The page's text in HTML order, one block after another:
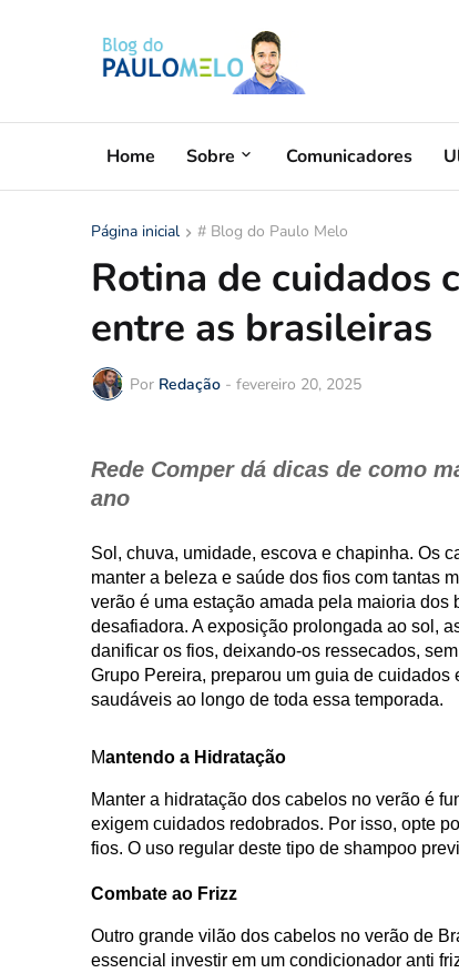
Home Sobre Comunicadores
Página inicial # Blog do Paulo Melo
Rotina de cuidados
entre as brasileiras
Por Redação - fevereiro 20, 2025
Rede Comper dá dicas de como
ano
Sol, chuva, umidade, escova e chapinha. Os
manter a beleza e saúde dos fios com tantas
verão é uma estação amada pela maioria
desafiadora. A exposição prolongada ao sol,
danificar os fios, deixando-os ressecados,
Grupo Pereira, preparou um guia de
saudáveis ao longo de toda essa temporada.
Mantendo a Hidratação
Manter a hidratação dos cabelos no verão é
exigem cuidados redobrados. Por isso, opte
fios. O uso regular deste tipo de shampoo
Combate ao Frizz
Outro grande vilão dos cabelos no verão de
essencial investir em um condicionador anti